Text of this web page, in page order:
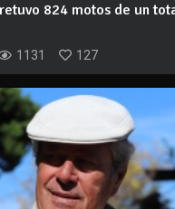
824 motos de un
1131 127